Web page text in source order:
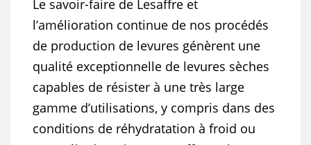
Le savoir-faire de Lesaffre et
l’amélioration continue de nos procédés
de production de levures génèrent une
qualité exceptionnelle de levures sèches
capables de résister à une très large
gamme d’utilisations, y compris dans des
conditions de réhydratation à froid ou